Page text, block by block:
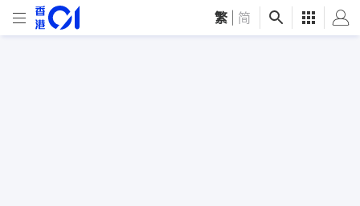
繁 简